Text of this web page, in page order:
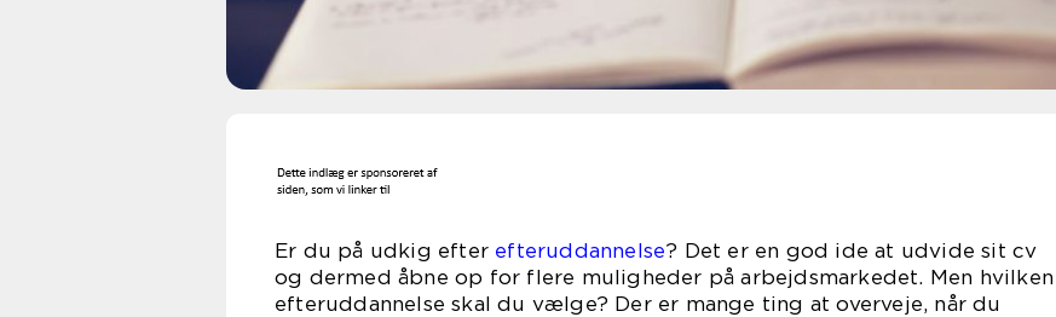
Er du på udkig efter efteruddannelse? Det er en god ide at udvide sit cv
og dermed åbne op for flere muligheder på arbejdsmarkedet. Men hvilken
efteruddannelse skal du vælge? Der er mange ting at overveje, når du